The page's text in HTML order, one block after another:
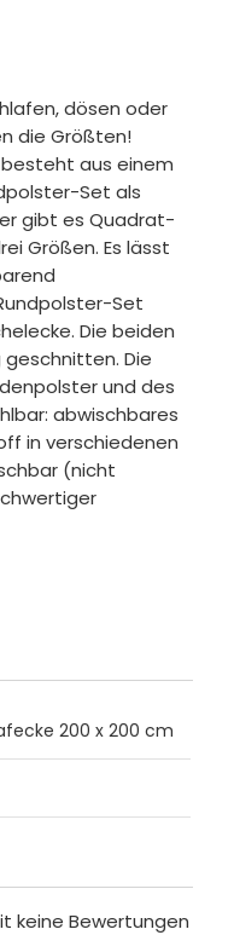
dösen oder
die Größten!
aus einem
Set als
gibt es Quadrat-
Größen. Es lässt
Set
Die beiden
Die
und des
abwischbares
in verschiedenen
(nicht
200 x 200 cm
keine Bewertungen